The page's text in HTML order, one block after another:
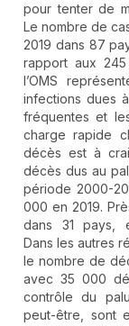
pour tenter de
Le nombre de
2019 dans 87
rapport aux
l’OMS
infections dues
fréquentes et
charge rapide
décès est à
décès dus au
période 2000-
000 en 2019.
dans 31 pays,
Dans les autres
le nombre de
avec 35 000
contrôle du
peut-être, sont